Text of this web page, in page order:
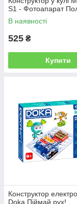
S1 - Фотоапарат
В наявності
525 ₴
Купити
Конструктор
Doka Піймай рух!